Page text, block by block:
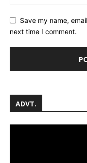
Save my name,
next time I comment.
ADVT.